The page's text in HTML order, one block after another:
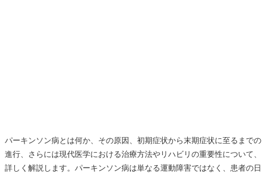
パーキンソン病とは何か、その原因、初期症状から末期症状に至るまでの
進行、さらには現代医学における治療方法やリハビリの重要性について、
詳しく解説します。パーキンソン病は単なる運動障害ではなく、患者の日